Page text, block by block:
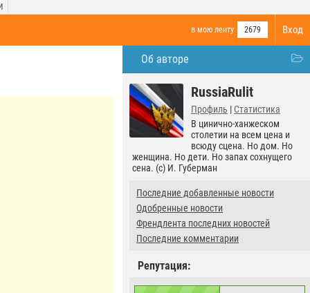
Вход
в мою ленту 2679
Об авторе
RussiaRulit
Профиль | Статистика
В цинично-ханжеском
столетии на всем цена и
всюду сцена. Но дом. Но
женщина. Но дети. Но запах сохнущего
сена. (с) И. Губерман
Последние добавленные новости
Одобренные новости
Френдлента последних новостей
Последние комментарии
Репутация: